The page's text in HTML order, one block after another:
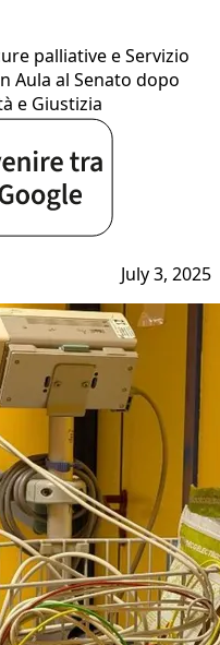
palliative e Servizio
Aula al Senato dopo
e Giustizia
July 3, 2025